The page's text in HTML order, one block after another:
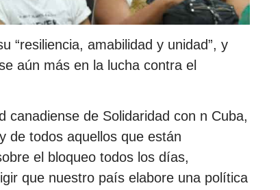
“resiliencia, amabilidad y unidad”, y
aún más en la lucha contra el
canadiense de Solidaridad con n Cuba,
de todos aquellos que están
el bloqueo todos los días,
que nuestro país elabore una política